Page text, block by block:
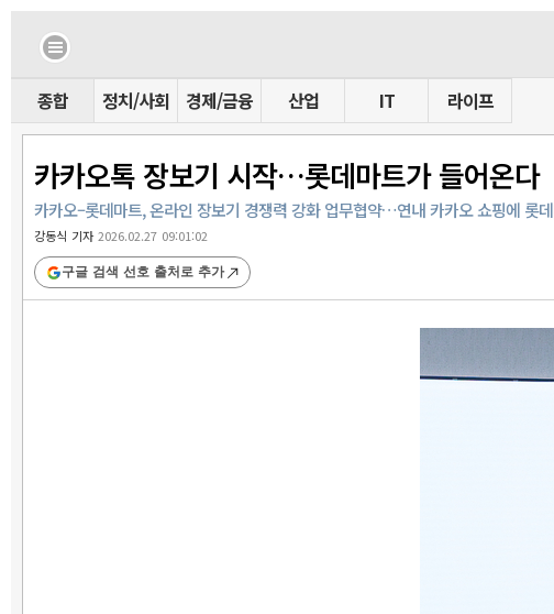
종합 정치/사회 경제/금융 산업 IT 라이프
카카오톡 장보기 시작…롯데마트가 들어온다
카카오–롯데마트, 온라인 장보기 경쟁력 강화 업무협약…연내 카카오 쇼핑에 롯
강동식 기자2026.02.27 09:01:02
구글 검색 선호 출처로 추가